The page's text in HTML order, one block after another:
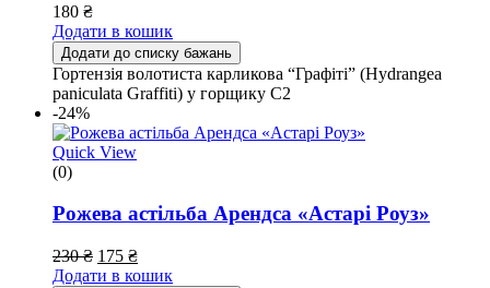
180 ₴
Додати в кошик
Додати до списку бажань
Гортензія волотиста карликова “Графіті” (Hydrangea
paniculata Graffiti) у горщику С2
-24%
Quick View
(0)
Рожева астільба Арендса «Астарі Роуз»
230₴ 175 ₴
Додати в кошик